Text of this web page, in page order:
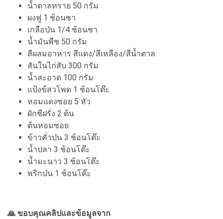
น้ำตาลทราย 50 กรัม
ผงฟู 1 ช้อนชา
เกลือป่น 1/4 ช้อนชา
น้ำมันพืช 50 กรัม
สีผสมอาหาร สีแดง/สีเหลือง/สีน้ำตาล
สันในไก่สับ 300 กรัม
น้ำสะอาด 100 กรัม
แป้งข้สวโพด 1 ช้อนโต๊ะ
หอมแดงซอย 5 หัว
ผักชีฝรั่ง 2 ต้น
ต้นหอมซอย
ข้าวคั่วป่น 3 ช้อนโต๊ะ
น้ำปลา 3 ช้อนโต๊ะ
น้ำมะนาว 3 ช้อนโต๊ะ
พริกป่น 1 ช้อนโต๊ะ
🙏 ขอบคุณคลิปและข้อมูลจาก